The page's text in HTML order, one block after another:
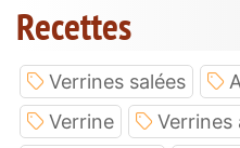
Recettes
Verrines salées
Verrine
Verrines